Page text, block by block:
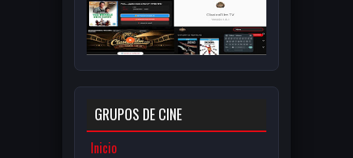
GRUPOS DE CINE
Inicio